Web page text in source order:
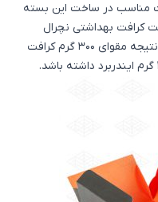
مناسب در ساخت این بسته
کرافت بهداشتی نچرال
مستحکم‌تر از مقوای ایندربرد است، در نتیجه مقوای 300 گرم کرافت